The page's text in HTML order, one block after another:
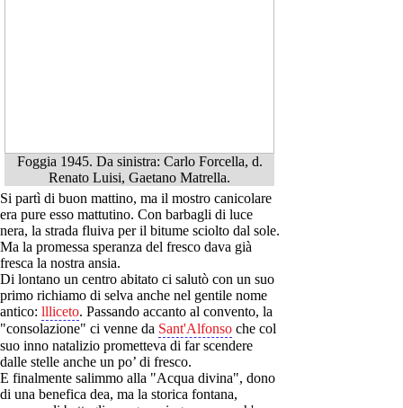
Foggia 1945. Da sinistra: Carlo Forcella, d.
Renato Luisi, Gaetano Matrella.
Si partì di buon mattino, ma il mostro canicolare
era pure esso mattutino. Con barbagli di luce
nera, la strada fluiva per il bitume sciolto dal sole.
Ma la promessa speranza del fresco dava già
fresca la nostra ansia.
Di lontano un centro abitato ci salutò con un suo
primo richiamo di selva anche nel gentile nome
antico: llliceto. Passando accanto al convento, la
"consolazione" ci venne da Sant'Alfonso che col
suo inno natalizio prometteva di far scendere
dalle stelle anche un po’ di fresco.
E finalmente salimmo alla "Acqua divina", dono
di una benefica dea, ma la storica fontana,